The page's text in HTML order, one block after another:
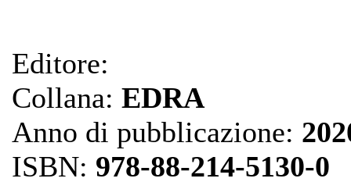
Editore:
Collana: EDRA
Anno di pubblicazione:
ISBN: 978-88-214-5130-0